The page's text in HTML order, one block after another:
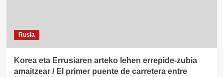
Rusia
Korea eta Errusiaren arteko lehen errepide-zubia
amaitzear / El primer puente de carretera entre